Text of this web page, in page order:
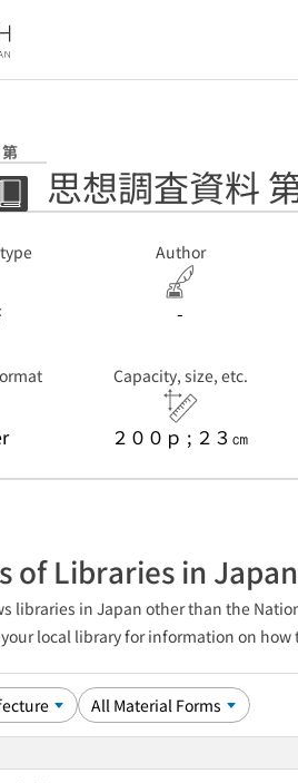
思想調査資料
Author
-
Capacity, size, etc.
２００ｐ ; ２３㎝
of Libraries in Japan
libraries in Japan other than the
local library for information on